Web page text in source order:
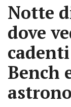
Notte
dove
Bench